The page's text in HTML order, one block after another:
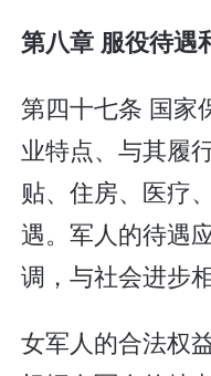
第八章 服役待遇
第四十七条 国家
业特点、与其履
贴、住房、医疗
遇。军人的待遇
调，与社会进步相
女军人的合法权